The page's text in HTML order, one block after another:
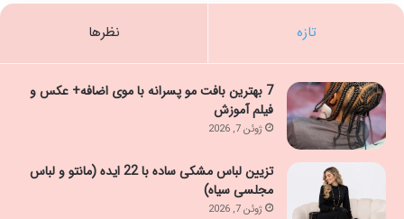
تازه نظرها
7 بهترین بافت مو پسرانه با موی اضافه+ عکس و
فیلم آموزش
ژوئن 7, 2026
تزیین لباس مشکی ساده با 22 ایده (مانتو و لباس
مجلسی سیاه)
ژوئن 7, 2026